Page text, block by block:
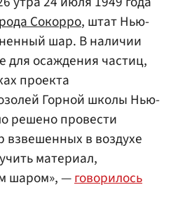
Сокорро, штат Нью-
шар. В наличии
для осаждения частиц,
проекта
Горной школы Нью-
решено провести
взвешенных в воздухе
материал,
шаром», —говорилось